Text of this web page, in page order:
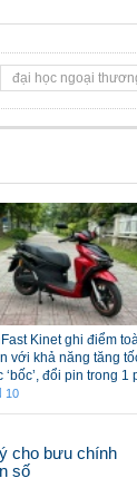
với
đại học ngoại
Kinet ghi điểm
với khả năng tăng
‘bốc’, đổi pin trong 1
10
cho bưu chính
số